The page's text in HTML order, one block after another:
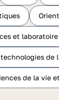
et laboratoire
de
de la vie